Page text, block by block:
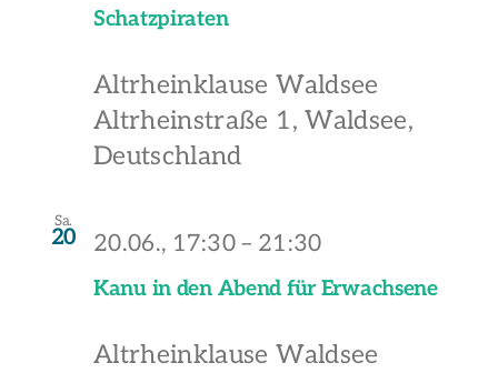
Schatzpiraten
Altrheinklause Waldsee
Altrheinstraße 1, Waldsee,
Deutschland
Sa.
20
Kanu in den Abend für Erwachsene
20.06., 17:30 – 21:30
Altrheinklause Waldsee